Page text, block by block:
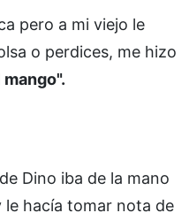
pero a mi viejo le
o perdices, me hizo
Dino iba de la mano
hacía tomar nota de